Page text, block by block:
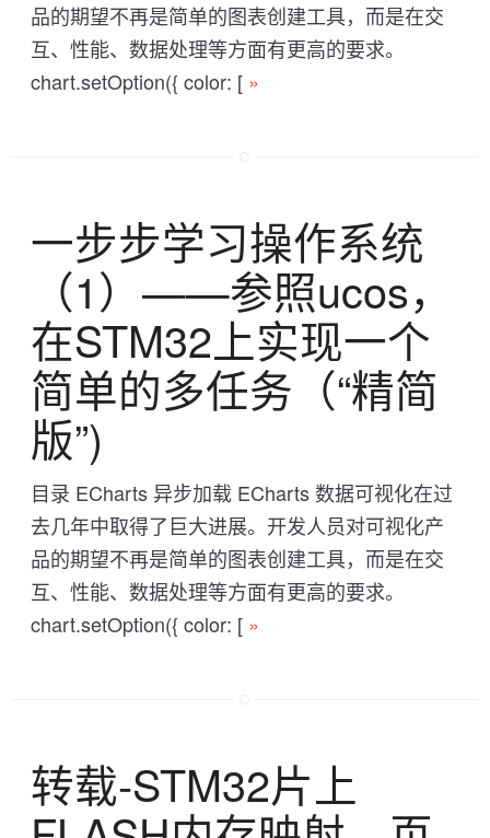
品的期望不再是简单的图表创建工具，而是在交
互、性能、数据处理等方面有更高的要求。
chart.setOption({ color: [ »
一步步学习操作系统
（1）——参照ucos，
在STM32上实现一个
简单的多任务（“精简
版”)
目录 ECharts 异步加载 ECharts 数据可视化在过
去几年中取得了巨大进展。开发人员对可视化产
品的期望不再是简单的图表创建工具，而是在交
互、性能、数据处理等方面有更高的要求。
chart.setOption({ color: [ »
转载-STM32片上